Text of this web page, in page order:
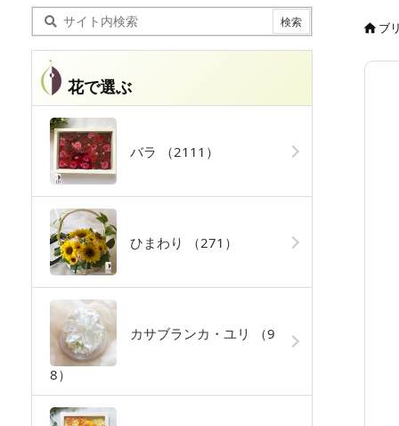
ブ
花で選ぶ
バラ （2111）
ひまわり （271）
カサブランカ・ユリ （9
8）